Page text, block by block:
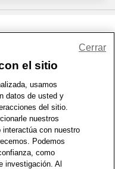
de Uso | Accesibilidad
Policy | Mapa del sitio
- 2026 CVS.com
el sitio
usamos
datos de usted y
del sitio.
nuestros
con nuestro
Podemos
como
investigación. Al
Cerrar